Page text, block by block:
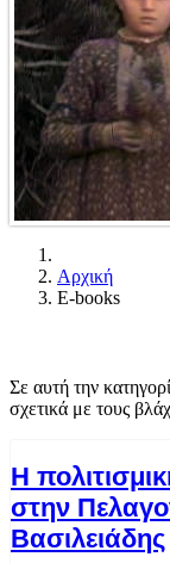
Αρχική
E-books
Σε αυτή την
σχετικά με τους
Η
στην
Βασιλειάδης